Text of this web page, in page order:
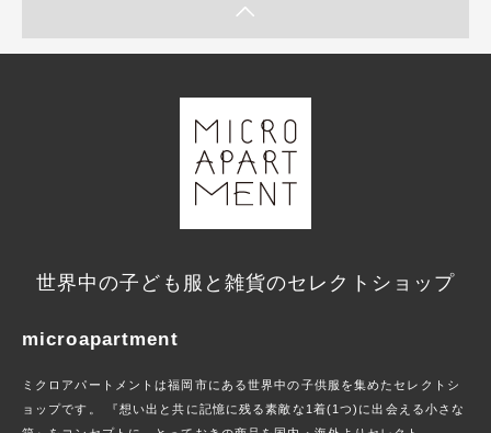
世界中の子ども服と雑貨のセレクトショップ
microapartment
ミクロアパートメントは福岡市にある世界中の子供服を集めたセレクトシ
ョップです。 『想い出と共に記憶に残る素敵な1着(1つ)に出会える小さな